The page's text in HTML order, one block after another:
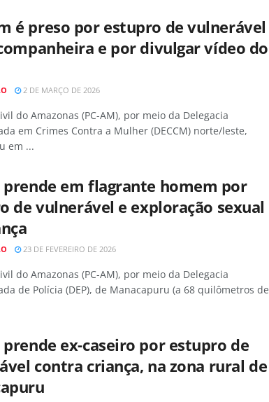
é preso por estupro de vulnerável
e por divulgar vídeo do
2 DE MARÇO DE 2026
do Amazonas (PC-AM), por meio da Delegacia
em Crimes Contra a Mulher (DECCM) norte/leste,
em ...
prende em flagrante homem por
de vulnerável e exploração sexual
23 DE FEVEREIRO DE 2026
do Amazonas (PC-AM), por meio da Delegacia
de Polícia (DEP), de Manacapuru (a 68 quilômetros de
prende ex-caseiro por estupro de
contra criança, na zona rural de